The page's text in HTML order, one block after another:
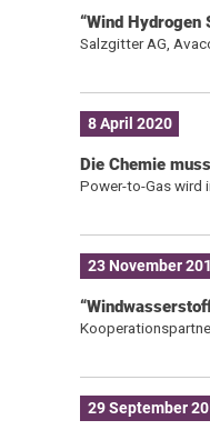
“Wind
Salzgitter AG,
8 April 2020
Die Chemie
Power-to-Gas wird
23 November
29 September